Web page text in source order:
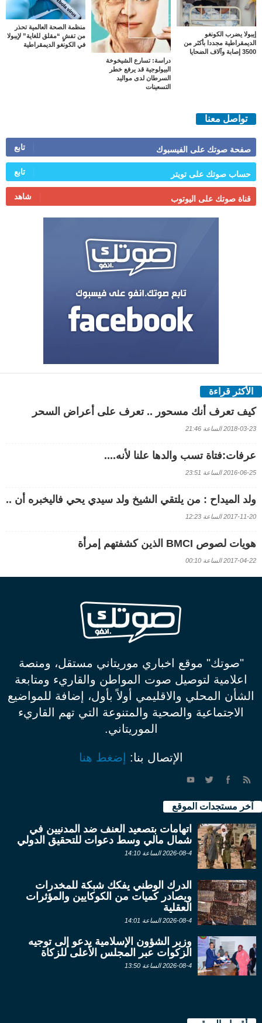
إيبولا يضرب الكونغو
الديمقراطية مجددا بأكثر من
3500 إصابة وآلاف الضحايا
دراسة: تسارع الشيخوخة
البيولوجية قد يرفع خطر
السرطان لدى مواليد
التسعينات
منظمة الصحة العالمية تحذر
من تفشٍ “مقلق للغاية” لإيبولا
في الكونغو الديمقراطية
تواصل معنا
صفحة صوتك على الفيسبوك تابع
حساب صوتك على تويتر تابع
قناة صوتك على اليوتوب شاهد
الأكثر قراءة
كيف تعرف أنك مسحور .. تعرف على أعراض السحر
2018-03-23 الساعة 21:46
عرفات:فتاة تسب والدها علنا لأنه....
2016-06-25 الساعة 23:51
ولد الميداح : من يلتقي الشيخ ولد سيدي يحي فاليخبره أن ..
2017-11-20 الساعة 12:23
هويات لصوص BMCI الذين كشفتهم إمرأة
2017-04-22 الساعة 00:10
"صوتك" موقع اخباري موريتاني مستقل، ومنصة
اعلامية لتوصيل صوت المواطن والقاريء ومتابعة
الشأن المحلي والاقليمي أولاً بأول، إضافة للمواضيع
الاجتماعية والصحية والمتنوعة التي تهم القاريء
الموريتاني.
الإتصال بنا: إضغط هنا
آخر مستجدات الموقع
اتهامات بتصعيد العنف ضد المدنيين في
شمال مالي وسط دعوات للتحقيق الدولي
2026-08-4 الساعة 14:10
الدرك الوطني يفكك شبكة للمخدرات
ويصادر كميات من الكوكايين والمؤثرات
العقلية
2026-08-4 الساعة 14:01
وزير الشؤون الإسلامية يدعو إلى توجيه
الزكوات عبر المجلس الأعلى للزكاة
2026-08-4 الساعة 13:50